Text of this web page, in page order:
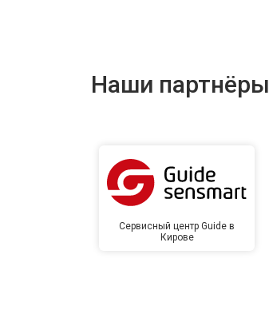
Наши партнёры
Сервисный центр Guide в
Кирове